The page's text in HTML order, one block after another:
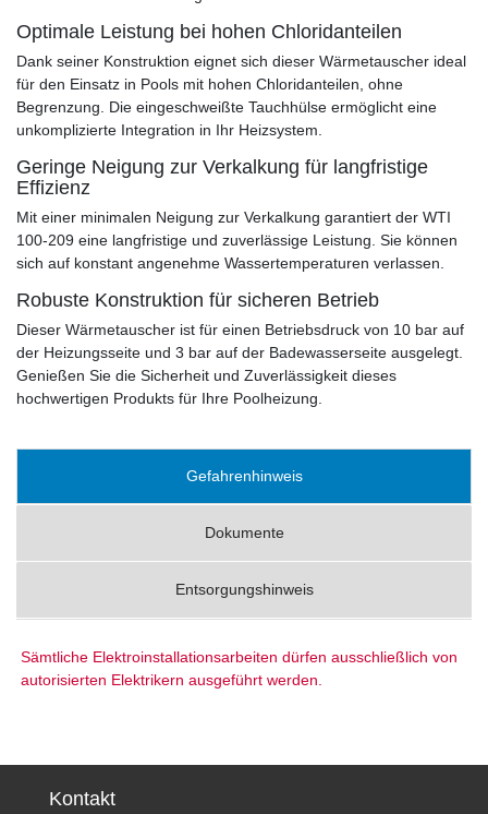
Optimale Leistung bei hohen Chloridanteilen
Dank seiner Konstruktion eignet sich dieser Wärmetauscher ideal
für den Einsatz in Pools mit hohen Chloridanteilen, ohne
Begrenzung. Die eingeschweißte Tauchhülse ermöglicht eine
unkomplizierte Integration in Ihr Heizsystem.
Geringe Neigung zur Verkalkung für langfristige
Effizienz
Mit einer minimalen Neigung zur Verkalkung garantiert der WTI
100-209 eine langfristige und zuverlässige Leistung. Sie können
sich auf konstant angenehme Wassertemperaturen verlassen.
Robuste Konstruktion für sicheren Betrieb
Dieser Wärmetauscher ist für einen Betriebsdruck von 10 bar auf
der Heizungsseite und 3 bar auf der Badewasserseite ausgelegt.
Genießen Sie die Sicherheit und Zuverlässigkeit dieses
hochwertigen Produkts für Ihre Poolheizung.
Gefahrenhinweis
Dokumente
Entsorgungshinweis
Sämtliche Elektroinstallationsarbeiten dürfen ausschließlich von
autorisierten Elektrikern ausgeführt werden.
Kontakt